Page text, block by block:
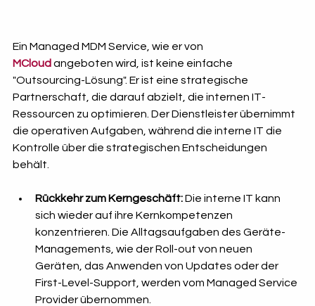
Ein Managed MDM Service, wie er von
MCloud angeboten wird, ist keine einfache
"Outsourcing-Lösung". Er ist eine strategische
Partnerschaft, die darauf abzielt, die internen IT-
Ressourcen zu optimieren. Der Dienstleister übernimmt
die operativen Aufgaben, während die interne IT die
Kontrolle über die strategischen Entscheidungen
behält.
Rückkehr zum Kerngeschäft: Die interne IT kann
sich wieder auf ihre Kernkompetenzen
konzentrieren. Die Alltagsaufgaben des Geräte-
Managements, wie der Roll-out von neuen
Geräten, das Anwenden von Updates oder der
First-Level-Support, werden vom Managed Service
Provider übernommen.